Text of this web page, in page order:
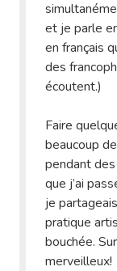
et je parle
en français
des
écoutent.)
Faire
beaucoup
pendant
que j’ai
je
pratique
bouchée.
merveilleux!